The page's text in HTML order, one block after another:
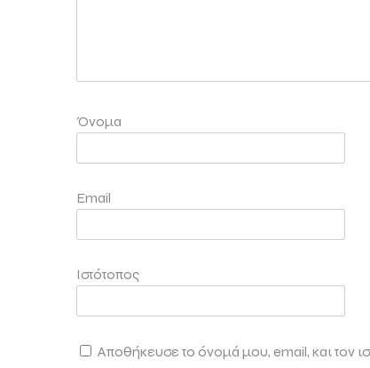
Όνομα
Email
Ιστότοπος
Αποθήκευσε το όνομά μου, email, και τον